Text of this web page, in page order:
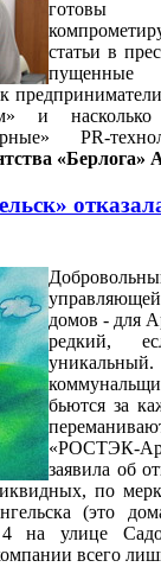
готовы
статьи в
и насколько
PR-
домов - для
редкий,
бьются за
«РОСТЭК-
заявила об
по
(это
улице
всего